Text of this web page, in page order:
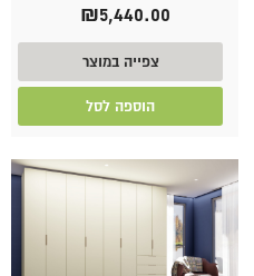
₪5,440.00
צפייה במוצר
הוספה לסל